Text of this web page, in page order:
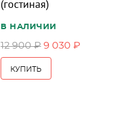
(гостиная)
В НАЛИЧИИ
12 900 ₽ 9 030 ₽
КУПИТЬ